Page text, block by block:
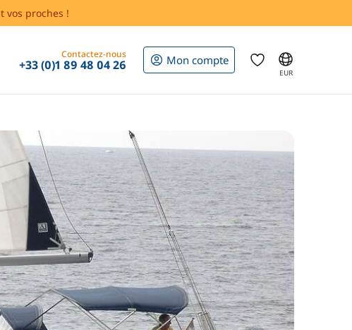
vos proches !
Contactez-nous
+33 (0)1 89 48 04 26 Mon compte
EUR